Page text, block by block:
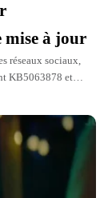
mise à jour
réseaux sociaux,
KB5063878 et
Ces